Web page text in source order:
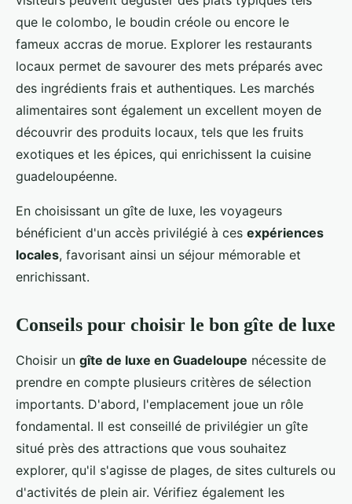
que le colombo, le boudin créole ou encore le
fameux accras de morue. Explorer les restaurants
locaux permet de savourer des mets préparés avec
des ingrédients frais et authentiques. Les marchés
alimentaires sont également un excellent moyen de
découvrir des produits locaux, tels que les fruits
exotiques et les épices, qui enrichissent la cuisine
guadeloupéenne.
En choisissant un gîte de luxe, les voyageurs
bénéficient d'un accès privilégié à ces expériences
locales, favorisant ainsi un séjour mémorable et
enrichissant.
Conseils pour choisir le bon gîte de luxe
Choisir un gîte de luxe en Guadeloupe nécessite de
prendre en compte plusieurs critères de sélection
importants. D'abord, l'emplacement joue un rôle
fondamental. Il est conseillé de privilégier un gîte
situé près des attractions que vous souhaitez
explorer, qu'il s'agisse de plages, de sites culturels ou
d'activités de plein air. Vérifiez également les